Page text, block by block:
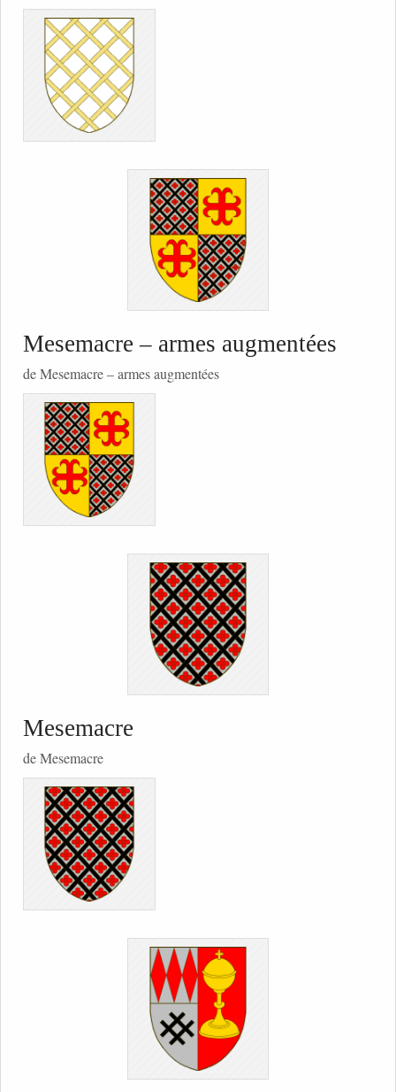
Mesemacre – armes augmentées
de Mesemacre – armes augmentées
Mesemacre
de Mesemacre